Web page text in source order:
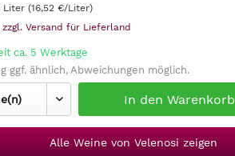
Liter (16,52 €/Liter)
zzgl. Versand für Lieferland
ca. 5 Werktage
ggf. ähnlich, Abweichungen möglich.
In den Warenkorb
Alle Weine von Velenosi zeigen